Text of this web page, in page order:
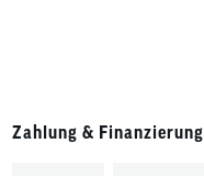
Zahlung & Finanzierung